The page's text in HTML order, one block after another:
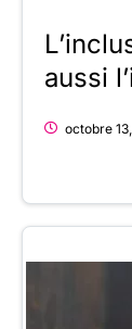
aussi
octobre